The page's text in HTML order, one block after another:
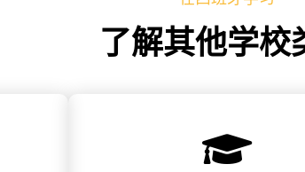
了解其他学校